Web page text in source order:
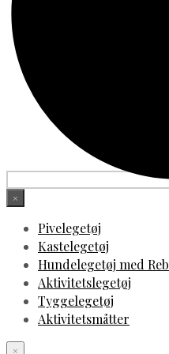
×
Pivelegetøj
Kastelegetøj
Hundelegetøj med Reb
Aktivitetslegetøj
Tyggelegetøj
Aktivitetsmåtter
×